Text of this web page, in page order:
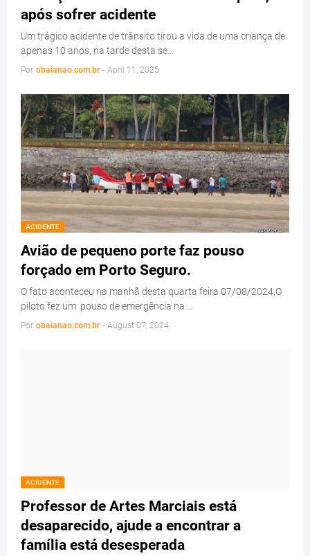
após sofrer acidente
Um trágico acidente de trânsito tirou a vida de uma criança de
apenas 10 anos, na tarde desta se…
Por obaianao.com.br - April 11, 2025
ACIDENTE
Avião de pequeno porte faz pouso
forçado em Porto Seguro.
O fato aconteceu na manhã desta quarta feira 07/08/2024,O
piloto fez um pouso de emergência na …
Por obaianao.com.br - August 07, 2024
ACIDENTE
Professor de Artes Marciais está
desaparecido, ajude a encontrar a
família está desesperada